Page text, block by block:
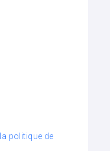
politique de